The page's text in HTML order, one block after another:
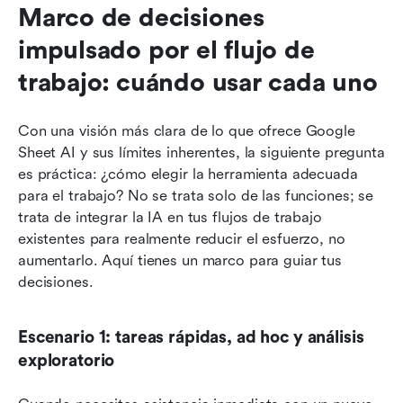
Marco de decisiones
impulsado por el flujo de
trabajo: cuándo usar cada uno
Con una visión más clara de lo que ofrece Google
Sheet AI y sus límites inherentes, la siguiente pregunta
es práctica: ¿cómo elegir la herramienta adecuada
para el trabajo? No se trata solo de las funciones; se
trata de integrar la IA en tus flujos de trabajo
existentes para realmente reducir el esfuerzo, no
aumentarlo. Aquí tienes un marco para guiar tus
decisiones.
Escenario 1: tareas rápidas, ad hoc y análisis
exploratorio